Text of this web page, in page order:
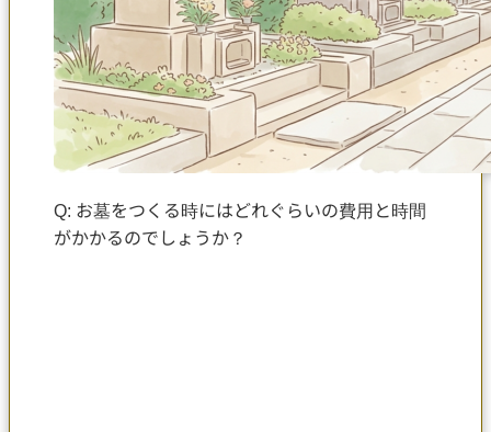
Q: お墓をつくる時にはどれぐらいの費用と時間
がかかるのでしょうか？